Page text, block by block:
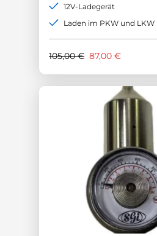
105,00€ Ursprünglicher
Preis
war:
87,00€Aktueller
ist:
12V-Ladegerät
Laden im PKW und LKW